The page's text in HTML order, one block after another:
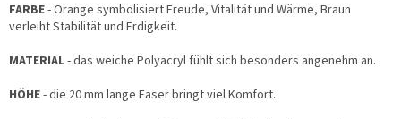
FARBE- Orange symbolisiert Freude, Vitalität und Wärme, Braun
verleiht Stabilität und Erdigkeit.
MATERIAL- das weiche Polyacryl fühlt sich besonders angenehm an.
HÖHE- die 20 mm lange Faser bringt viel Komfort.